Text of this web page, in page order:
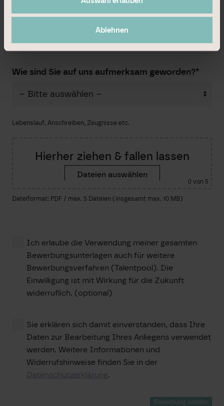
Ablehnen
Wie sind Sie auf uns aufmerksam geworden?*
Lebenslauf, Anschreiben, Zeugnisse etc.
Hierher ziehen & fallen lassen
Dateien auswählen
0 von 5
Dateiformat: PDF / max. 5 Dateien (insgesamt max. 10 MB)
Ich erlaube die Verwendung meiner ge­samten
Bewerbungsunterlagen auch für weitere
Bewerbungsverfahren (Talent­pool). Die
Einwilligung ist mit Wirkung für die Zukunft
widerruflich. (optional)
Sie erklären sich damit einverstanden, dass Ihre
Daten zur Bearbeitung Ihres Anliegens verwendet
werden. Weitere Informationen und
Widerrufshinweise finden Sie in der
Datenschutzerklärung.